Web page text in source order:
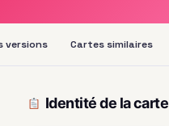
versions Cartes similaires
Identité de la carte